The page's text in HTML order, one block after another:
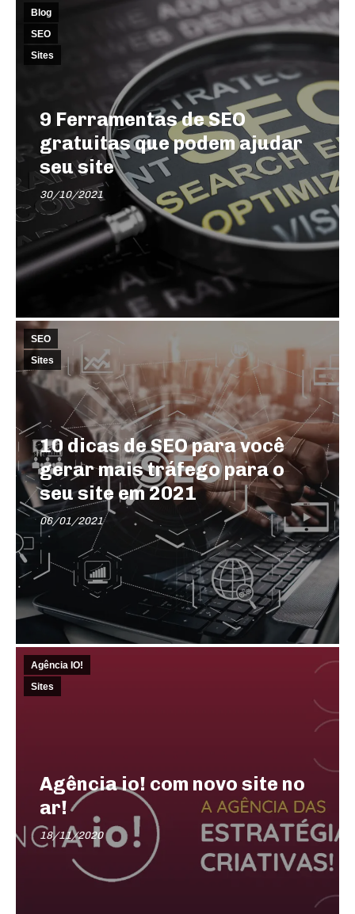
Blog
SEO
Sites
9 Ferramentas de SEO
gratuitas que podem ajudar
seu site
30/10/2021
SEO
Sites
10 dicas de SEO para você
gerar mais tráfego para o
seu site em 2021
06/01/2021
Agência IO!
Sites
Agência io! com novo site no
ar!
18/11/2020